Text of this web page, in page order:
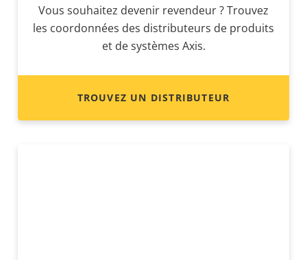
Vous souhaitez devenir revendeur ? Trouvez
les coordonnées des distributeurs de produits
et de systèmes Axis.
TROUVEZ UN DISTRIBUTEUR